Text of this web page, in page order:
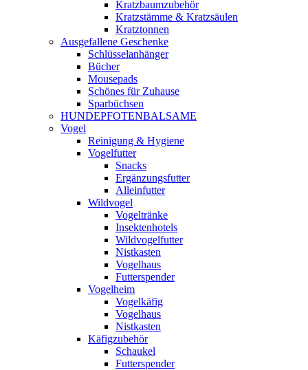
Kratzbaumzubehör
Kratzstämme & Kratzsäulen
Kratztonnen
Ausgefallene Geschenke
Schlüsselanhänger
Bücher
Mousepads
Schönes für Zuhause
Sparbüchsen
HUNDEPFOTENBALSAME
Vogel
Reinigung & Hygiene
Vogelfutter
Snacks
Ergänzungsfutter
Alleinfutter
Wildvogel
Vogeltränke
Insektenhotels
Wildvogelfutter
Nistkasten
Vogelhaus
Futterspender
Vogelheim
Vogelkäfig
Vogelhaus
Nistkasten
Käfigzubehör
Schaukel
Futterspender